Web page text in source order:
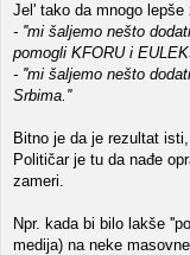
Jel' tako da mnogo lepše
- ''mi šaljemo nešto
pomogli KFORU i
- ''mi šaljemo nešto
Srbima.''
Bitno je da je rezultat
Političar je tu da nađe
zameri.
Npr. kada bi bilo lakše
medija) na neke